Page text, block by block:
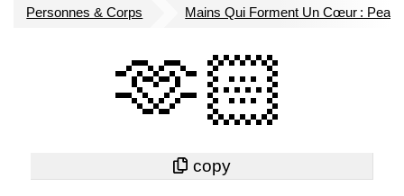
Personnes & Corps Mains Qui Forment Un Cœur : Peau
🫶🏻